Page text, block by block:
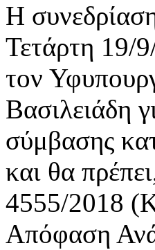
Η
Τετάρτη 19/
τον
Βασιλειάδη
σύμβασης
και θα
4555/2018
Απόφαση